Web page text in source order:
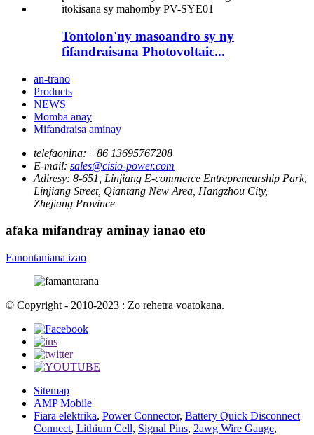
Tontolon'ny masoandro sy ny
fifandraisana Photovoltaic...
an-trano
Products
NEWS
Momba anay
Mifandraisa aminay
telefaonina: +86 13695767208
E-mail: sales@cisio-power.com
Adiresy: 8-651, Linjiang E-commerce Entrepreneurship Park,
Linjiang Street, Qiantang New Area, Hangzhou City,
Zhejiang Province
afaka mifandray aminay ianao eto
Fanontaniana izao
© Copyright - 2010-2023 : Zo rehetra voatokana.
Sitemap
AMP Mobile
Fiara elektrika, Power Connector, Battery Quick Disconnect
Connect, Lithium Cell, Signal Pins, 2awg Wire Gauge,